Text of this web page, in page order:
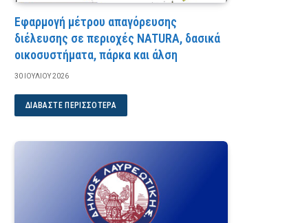
Εφαρμογή μέτρου απαγόρευσης
διέλευσης σε περιοχές NATURA, δασικά
οικοσυστήματα, πάρκα και άλση
30 ΙΟΥΛΊΟΥ 2026
ΔΙΑΒΆΣΤΕ ΠΕΡΙΣΣΌΤΕΡΑ